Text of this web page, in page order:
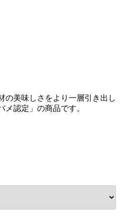
の美味しさをより一層引き出し
認定」の商品です。